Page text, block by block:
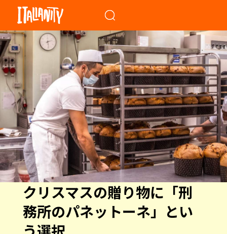
クリスマスの贈り物に「刑
務所のパネットーネ」とい